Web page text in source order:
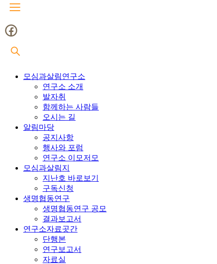
모심과살림연구소
연구소 소개
발자취
함께하는 사람들
오시는 길
알림마당
공지사항
행사와 포럼
연구소 이모저모
모심과살림지
지난호 바로보기
구독신청
생명협동연구
생명협동연구 공모
결과보고서
연구소자료곳간
단행본
연구보고서
자료실